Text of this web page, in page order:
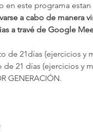
en este programa
a cabo de manera
a travé de Google
de 21días (ejercicios y
21 días (ejercicios y
GENERACIÓN.